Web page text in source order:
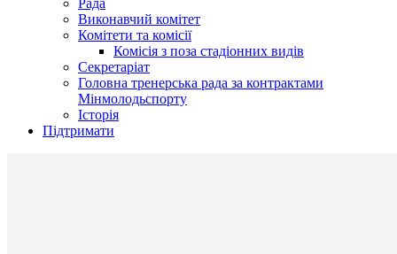
Рада
Виконавчий комітет
Комітети та комісії
Комісія з поза стадіонних видів
Секретаріат
Головна тренерська рада за контрактами
Мінмолодьспорту
Історія
Підтримати